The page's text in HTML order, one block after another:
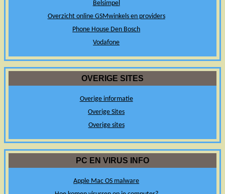
Belsimpel
Overzicht online GSMwinkels en providers
Phone House Den Bosch
Vodafone
OVERIGE SITES
Overige informatie
Overige Sites
Overige sites
PC EN VIRUS INFO
Apple Mac OS malware